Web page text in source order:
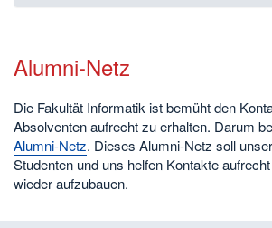
Alumni-Netz
Die Fakultät Informatik ist bemüht den
Absolventen aufrecht zu erhalten. Darum
Alumni-Netz. Dieses Alumni-Netz soll
Studenten und uns helfen Kontakte
wieder aufzubauen.